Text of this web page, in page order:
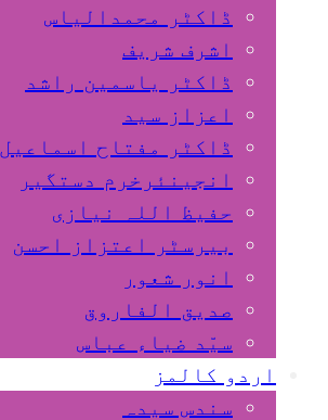
ڈاکٹر محمدالیاس
اشرف شریف
ڈاکٹر یاسمین راشد
اعزاز سید
ڈاکٹر مفتاح اسماعیل
انجینئرخرم دستگیر
حفیظ اللہ نیازی
بیرسٹر اعتزاز احسن
انور شعور
صدیق الفاروق
سیّد ضیاء عباس
اردو کالمز
سندس سیدہ